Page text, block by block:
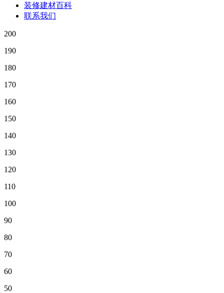
装修建材百科
联系我们
200
190
180
170
160
150
140
130
120
110
100
90
80
70
60
50